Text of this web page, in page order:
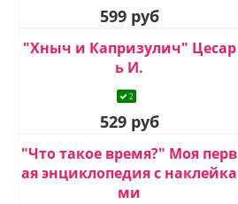
599 руб
"Хныч и Капризулич" Цесар
ь И.
2
529 руб
"Что такое время?" Моя перв
ая энциклопедия с наклейка
ми